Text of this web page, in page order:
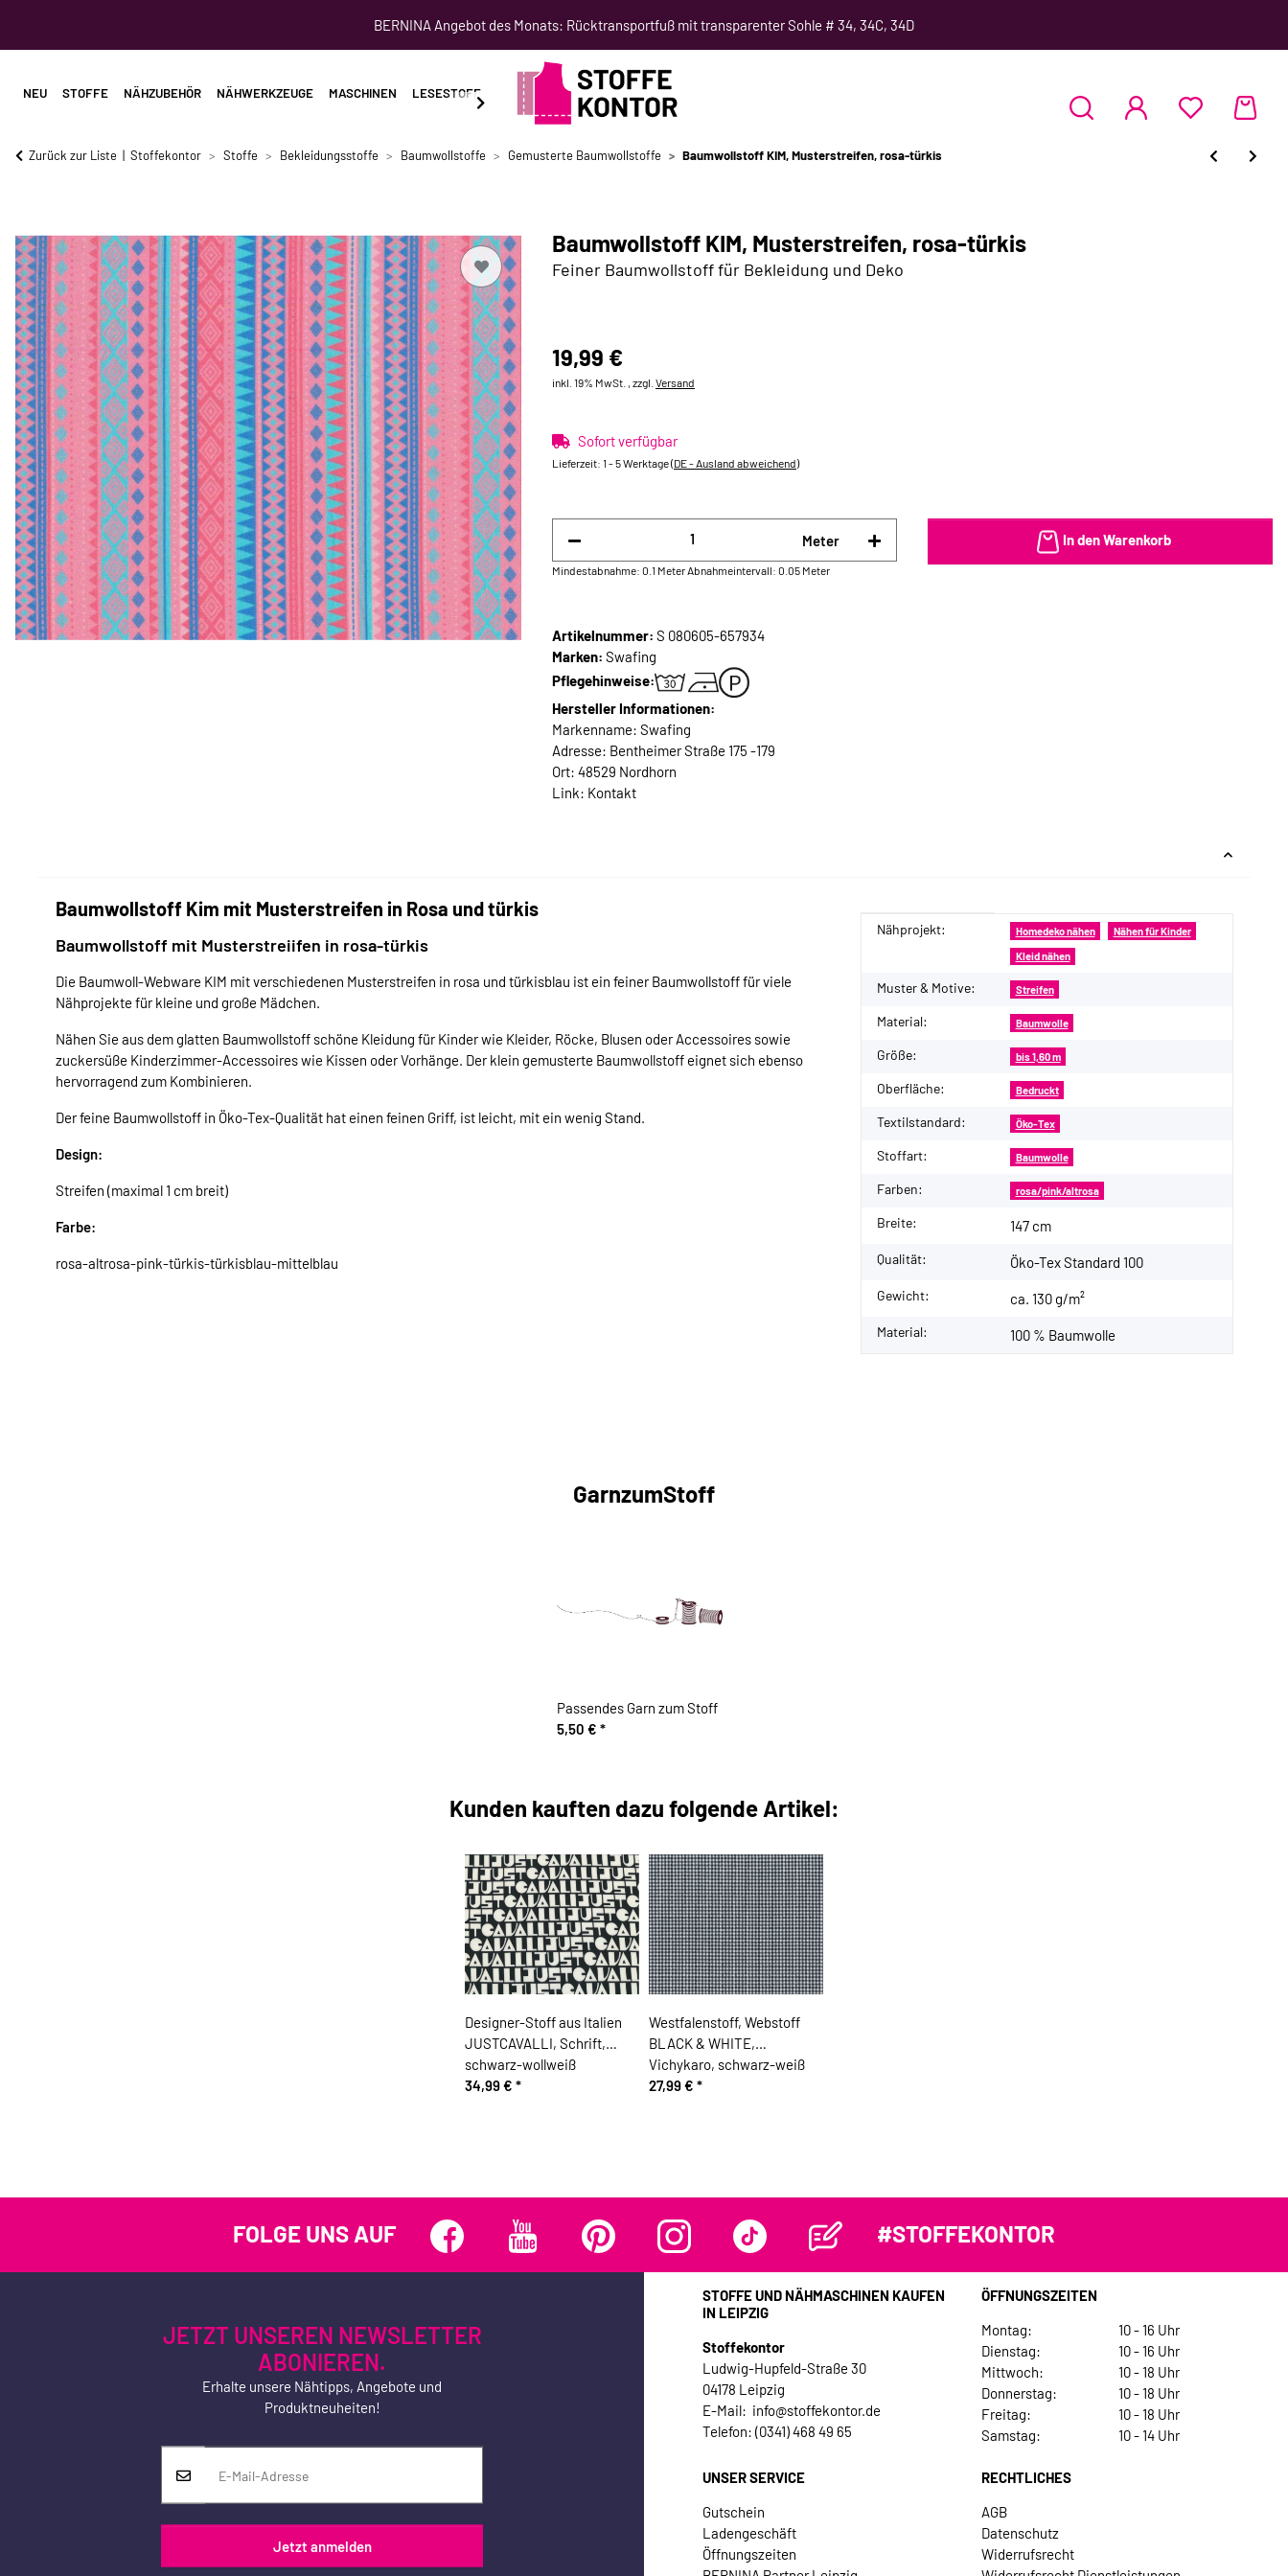
BERNINA Angebot des Monats: Rücktransportfuß mit transparenter Sohle # 34, 34C, 34D
NEU STOFFE NÄHZUBEHÖR NÄHWERKZEUGE MASCHINEN LESESTOFF SCHNITTMUSTER NÄHKURSE
Zurück zur Liste Stoffekontor Stoffe Bekleidungsstoffe Baumwollstoffe Gemusterte Baumwollstoffe Baumwollstoff KIM, Musterstreifen, rosa-türkis
Baumwollstoff KIM, Musterstreifen, rosa-türkis
Feiner Baumwollstoff für Bekleidung und Deko
19,99 €
inkl. 19% MwSt. , zzgl. Versand
Sofort verfügbar
Lieferzeit: 1 - 5 Werktage(DE - Ausland abweichend)
Meter
Mindestabnahme: 0.1 MeterAbnahmeintervall: 0.05 Meter
In den Warenkorb
Artikelnummer: S 080605-657934
Marken: Swafing
Pflegehinweise:
Hersteller Informationen:
Markenname: Swafing
Adresse: Bentheimer Straße 175 -179
Ort: 48529 Nordhorn
Link: Kontakt
Baumwollstoff Kim mit Musterstreifen in Rosa und türkis
Baumwollstoff mit Musterstreiifen in rosa-türkis
Die Baumwoll-Webware KIM mit verschiedenen Musterstreifen in rosa und türkisblau ist ein feiner Baumwollstoff für viele
Nähprojekte für kleine und große Mädchen.
Nähen Sie aus dem glatten Baumwollstoff schöne Kleidung für Kinder wie Kleider, Röcke, Blusen oder Accessoires sowie
zuckersüße Kinderzimmer-Accessoires wie Kissen oder Vorhänge. Der klein gemusterte Baumwollstoff eignet sich ebenso
hervorragend zum Kombinieren.
Der feine Baumwollstoff in Öko-Tex-Qualität hat einen feinen Griff, ist leicht, mit ein wenig Stand.
Design:
Streifen (maximal 1 cm breit)
Farbe:
rosa-altrosa-pink-türkis-türkisblau-mittelblau
Produkteigenschaft
Wert
Nähprojekt: Homedeko nähen Nähen für Kinder
Kleid nähen
Muster & Motive: Streifen
Material: Baumwolle
Größe: bis 1,60 m
Oberfläche: Bedruckt
Textilstandard: Öko-Tex
Stoffart: Baumwolle
Farben: rosa/pink/altrosa
Breite: 147 cm
Qualität: Öko-Tex Standard 100
Gewicht: ca. 130 g/m²
Material: 100 % Baumwolle
GarnzumStoff
Passendes Garn zum Stoff
5,50 € *
Kunden kauften dazu folgende Artikel:
Designer-Stoff aus Italien
JUSTCAVALLI, Schrift,
schwarz-wollweiß
34,99 € *
Westfalenstoff, Webstoff
BLACK & WHITE,
Vichykaro, schwarz-weiß
27,99 € *
FOLGE UNS AUF #STOFFEKONTOR
JETZT UNSEREN NEWSLETTER
ABONIEREN.
Erhalte unsere Nähtipps, Angebote und
Produktneuheiten!
Jetzt anmelden
STOFFE UND NÄHMASCHINEN KAUFEN
IN LEIPZIG
Stoffekontor
Ludwig-Hupfeld-Straße 30
04178 Leipzig
E-Mail: info@stoffekontor.de
Telefon: (0341) 468 49 65
ÖFFNUNGSZEITEN
Montag:
10 - 16 Uhr
Dienstag:
10 - 16 Uhr
Mittwoch:
10 - 18 Uhr
Donnerstag:
10 - 18 Uhr
Freitag:
10 - 18 Uhr
Samstag:
10 - 14 Uhr
UNSER SERVICE
Gutschein
Ladengeschäft
Öffnungszeiten
RECHTLICHES
AGB
Datenschutz
Widerrufsrecht